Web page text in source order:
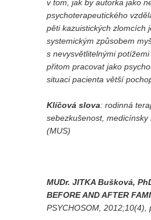
Vydání 2-
Vydání 1-
Vydání 4-
Archiv
BLOG
v tom, jak by autorka jako
psychoterapeutického
pěti kazuistických zlomcích
systemickým způsobem
s nevysvětlitelnými
přitom pracovat jako
situaci pacienta větší
Klíčová slova: rodinná
sebezkušenost,
(MUS)
MUDr. JITKA Bušková,
BEFORE AND AFTER
PSYCHOSOM, 2012;10(4),